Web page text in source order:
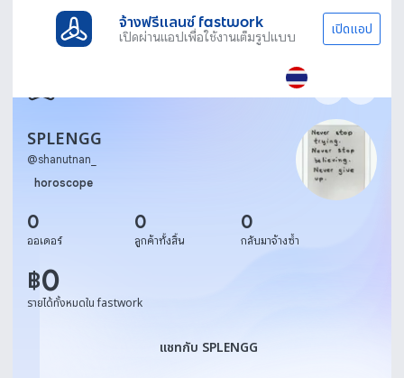
จ้างฟรีแลนซ์ fastwork
เปิดผ่านแอปเพื่อใช้งานเต็มรูปแบบ เปิดแอป
SPLENGG
@shanutnan_
horoscope
0
ออเดอร์
0
ลูกค้าทั้งสิ้น
0
กลับมาจ้างซ้ำ
฿0
รายได้ทั้งหมดใน fastwork
แชทกับ SPLENGG
แชทกับ SPLENGG